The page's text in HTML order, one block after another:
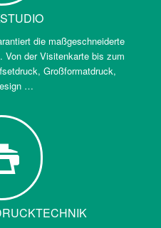
die maßgeschneiderte
Von der Visitenkarte bis zum
Großformatdruck,
…